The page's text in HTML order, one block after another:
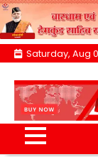
Skip
content
Saturday, Aug